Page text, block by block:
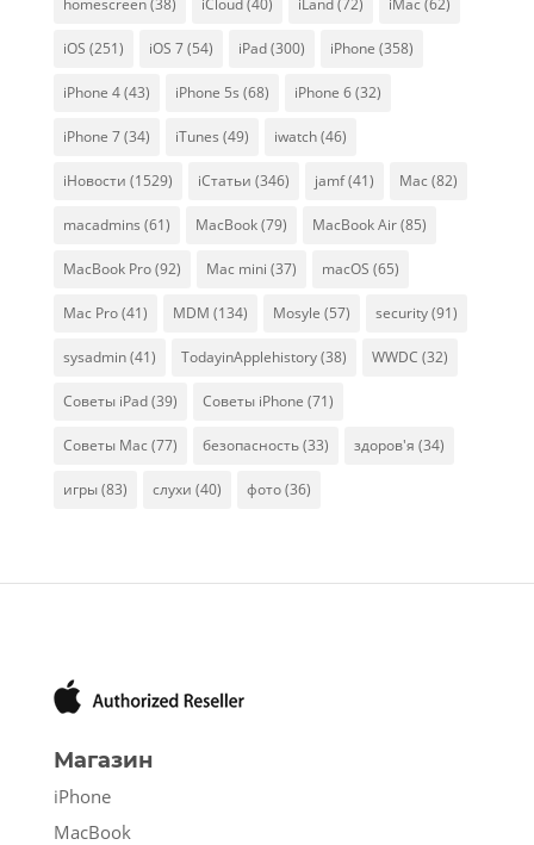
homescreen(38) iCloud(40) iLand(72) iMac (62)
iOS (251) iOS 7(54) iPad(300) iPhone (358)
iPhone 4(43) iPhone 5s (68) iPhone 6(32)
iPhone 7(34) iTunes (49) iwatch(46)
iНовости (1529) iСтатьи (346) jamf(41) Mac (82)
macadmins (61) MacBook(79) MacBook Air(85)
MacBook Pro(92) Mac mini (37) macOS (65)
Mac Pro(41) MDM (134) Mosyle (57) security(91)
sysadmin(41) TodayinApplehistory(38) WWDC (32)
Советы iPad(39) Советы iPhone (71)
Советы Mac (77) безопасность(33) здоров'я (34)
игры(83) слухи (40) фото(36)
Магазин
iPhone
MacBook